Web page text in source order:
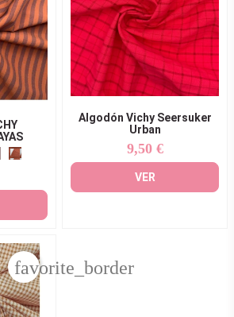
Algodón Vichy Seersuker
Urban
Precio
9,50 €
VER
favorite_border